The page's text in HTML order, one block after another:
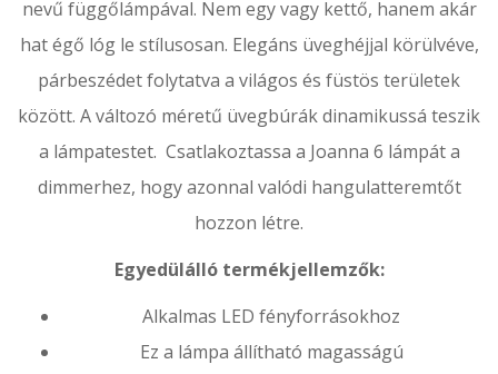
nevű függőlámpával. Nem egy vagy kettő, hanem akár
hat égő lóg le stílusosan. Elegáns üveghéjjal körülvéve,
párbeszédet folytatva a világos és füstös területek
között. A változó méretű üvegbúrák dinamikussá teszik
a lámpatestet. Csatlakoztassa a Joanna 6 lámpát a
dimmerhez, hogy azonnal valódi hangulatteremtőt
hozzon létre.
Egyedülálló termékjellemzők:
Alkalmas LED fényforrásokhoz
Ez a lámpa állítható magasságú